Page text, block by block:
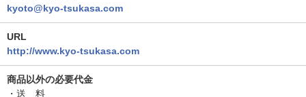
kyoto@kyo-tsukasa.com
URL
http://www.kyo-tsukasa.com
商品以外の必要代金
・送 料